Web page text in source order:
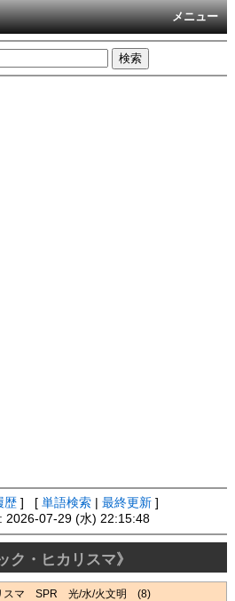
メニュー
歴 ] [ 単語検索 最終更新 ]
2026-07-29 (水) 22:15:48
ク・ヒカリスマ》
スマ SPR 光/水/火文明 (8)